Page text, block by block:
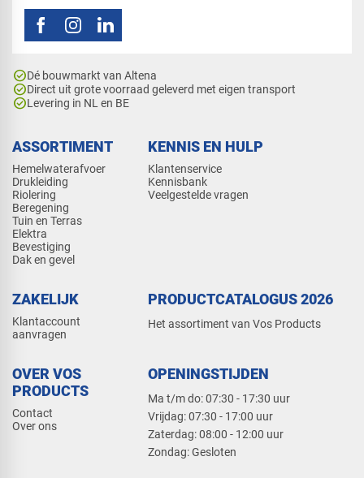
ASSORTIMENT
Hemelwaterafvoer
Drukleiding
Riolering
Beregening
Tuin en Terras
Elektra
Bevestiging
Dak en gevel
KENNIS EN HULP
Klantenservice
Kennisbank
Veelgestelde vragen
ZAKELIJK
Klantaccount
aanvragen
PRODUCTCATALOGUS 2026
Het assortiment van Vos Products
OVER VOS
PRODUCTS
Contact
Over ons
OPENINGSTIJDEN
Ma t/m do: 07:30 - 17:30 uur
​Vrijdag: 07:30 - 17:00 uur
​Zaterdag: 08:00 - 12:00 uur
​Zondag: Gesloten
check_circleDé bouwmarkt van Altena
check_circleDirect uit grote voorraad geleverd met eigen transport
check_circleLevering in NL en BE